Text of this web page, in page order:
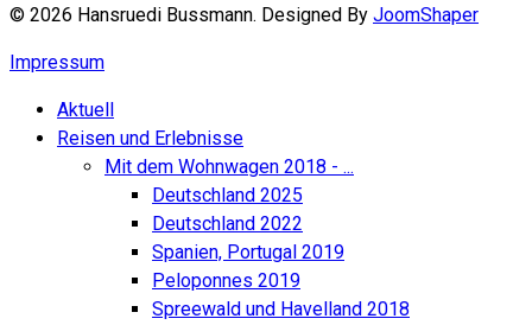
© 2026 Hansruedi Bussmann. Designed By JoomShaper
Impressum
Aktuell
Reisen und Erlebnisse
Mit dem Wohnwagen 2018 - ...
Deutschland 2025
Deutschland 2022
Spanien, Portugal 2019
Peloponnes 2019
Spreewald und Havelland 2018